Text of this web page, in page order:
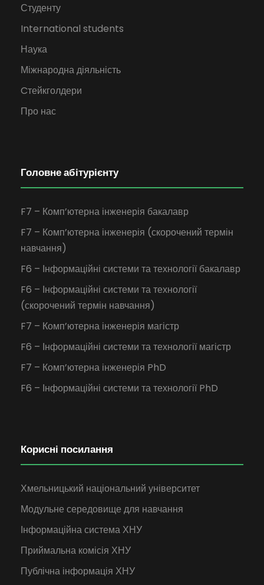
Студенту
International students
Наука
Міжнародна діяльність
Cтейкголдери
Про нас
Головне абітурієнту
F7 – Комп’ютерна інженерія бакалавр
F7 – Комп’ютерна інженерія (скорочений термін
навчання)
F6 – Інформаційні системи та технології бакалавр
F6 – Інформаційні системи та технології
(скорочений термін навчання)
F7 – Комп’ютерна інженерія магістр
F6 – Інформаційні системи та технології магістр
F7 – Комп’ютерна інженерія PhD
F6 – Інформаційні системи та технології PhD
Корисні посилання
Хмельницький національний університет
Модульне середовище для навчання
Інформаційна система ХНУ
Приймальна комісія ХНУ
Публічна інформація ХНУ